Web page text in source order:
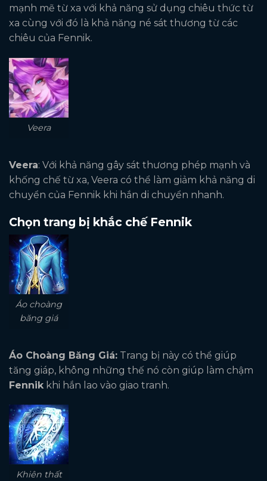
mạnh mẽ từ xa với khả năng sử dụng chiêu thức từ
xa cùng với đó là khả năng né sát thương từ các
chiêu của Fennik.
Veera
Veera: Với khả năng gây sát thương phép mạnh và
khống chế từ xa, Veera có thể làm giảm khả năng di
chuyển của Fennik khi hắn di chuyển nhanh.
Chọn trang bị khắc chế Fennik
Áo choàng
băng giá
Áo Choàng Băng Giá: Trang bị này có thể giúp
tăng giáp, không những thế nó còn giúp làm chậm
Fennik khi hắn lao vào giao tranh.
Khiên thất